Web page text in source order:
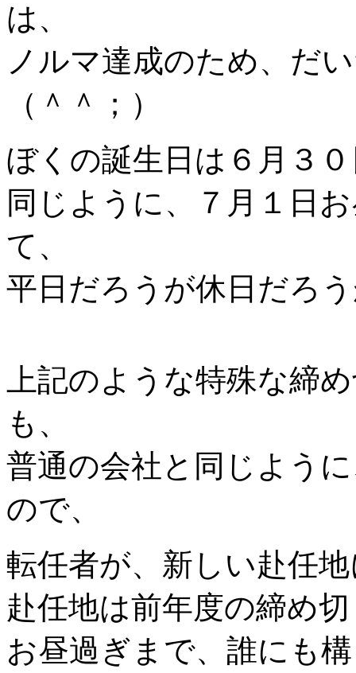
は、
ノルマ達成のため、だ
（＾＾；）
ぼくの誕生日は６月３
同じように、７月１日
て、
平日だろうが休日だろ
上記のような特殊な締
も、
普通の会社と同じよう
ので、
転任者が、新しい赴任
赴任地は前年度の締め
お昼過ぎまで、誰にも